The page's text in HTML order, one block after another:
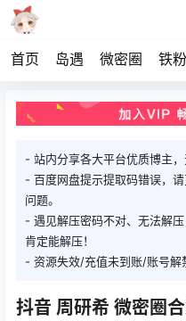
首页 岛遇 微密圈 铁
- 站内分享各大平台优质博主
- 百度网盘提示提取码错误，
问题。
- 遇见解压密码不对、无法解
肯定能解压！
- 资源失效/充值未到账/账号解
抖音 周研希 微密圈